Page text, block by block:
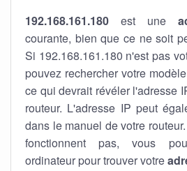
192.168.161.180 est une
courante, bien que ce ne soit
Si 192.168.161.180 n'est pas
pouvez rechercher votre
ce qui devrait révéler l'adresse
routeur. L'adresse IP peut
dans le manuel de votre
fonctionnent pas, vous
ordinateur pour trouver votre